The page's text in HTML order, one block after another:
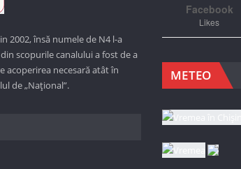
2002, însă numele de N4 l-a
scopurile canalului a fost de a
acoperirea necesară atât în
de „Național”.
Facebook
Likes
METEO